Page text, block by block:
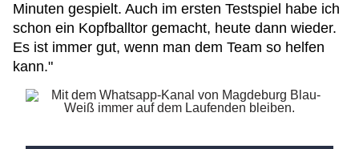
Minuten gespielt. Auch im ersten Testspiel habe ich
schon ein Kopfballtor gemacht, heute dann wieder.
Es ist immer gut, wenn man dem Team so helfen
kann."